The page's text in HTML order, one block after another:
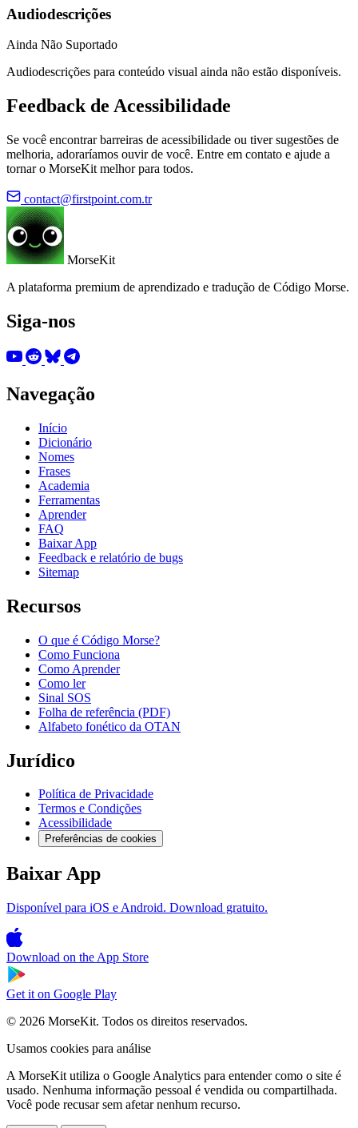
Audiodescrições
Ainda Não Suportado
Audiodescrições para conteúdo visual ainda não estão disponíveis.
Feedback de Acessibilidade
Se você encontrar barreiras de acessibilidade ou tiver sugestões de
melhoria, adoraríamos ouvir de você. Entre em contato e ajude a
tornar o MorseKit melhor para todos.
contact@firstpoint.com.tr
MorseKit
A plataforma premium de aprendizado e tradução de Código Morse.
Siga-nos
Navegação
Início
Dicionário
Nomes
Frases
Academia
Ferramentas
Aprender
FAQ
Baixar App
Feedback e relatório de bugs
Sitemap
Recursos
O que é Código Morse?
Como Funciona
Como Aprender
Como ler
Sinal SOS
Folha de referência (PDF)
Alfabeto fonético da OTAN
Jurídico
Política de Privacidade
Termos e Condições
Acessibilidade
Preferências de cookies
Baixar App
Disponível para iOS e Android. Download gratuito.
Download on the App Store
Get it on Google Play
© 2026 MorseKit. Todos os direitos reservados.
Usamos cookies para análise
A MorseKit utiliza o Google Analytics para entender como o site é
usado. Nenhuma informação pessoal é vendida ou compartilhada.
Você pode recusar sem afetar nenhum recurso.